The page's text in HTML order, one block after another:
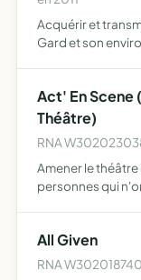
Acquérir et
Gard et son
Act' En Scene
Théâtre)
RNA
Amener le
personnes qui
All Given
RNA